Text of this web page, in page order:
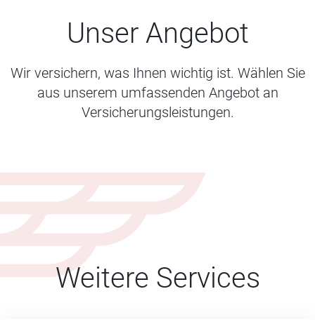
Unser Angebot
Wir versichern, was Ihnen wichtig ist. Wählen Sie
aus unserem umfassenden Angebot an
Versicherungsleistungen.
Weitere Services